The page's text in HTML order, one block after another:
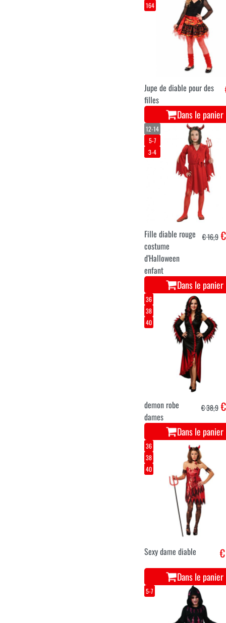
164
Jupe de diable pour des
filles
Dans le panier
12-14
5-7
3-4
Fille diable rouge
costume
d'Halloween
enfant
€ 16,9
Dans le panier
36
38
40
demon robe
dames
€ 38,9
Dans le panier
36
38
40
Sexy dame diable
Dans le panier
5-7